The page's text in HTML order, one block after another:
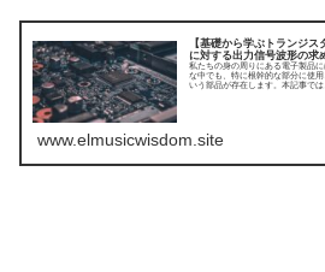
【基礎から学ぶトランジ
に対する出力信号波形の求
私たちの身の周りにある電子製品
な中でも、特に根幹的な部分に使
いう部品が存在します。本記事で
www.elmusicwisdom.site